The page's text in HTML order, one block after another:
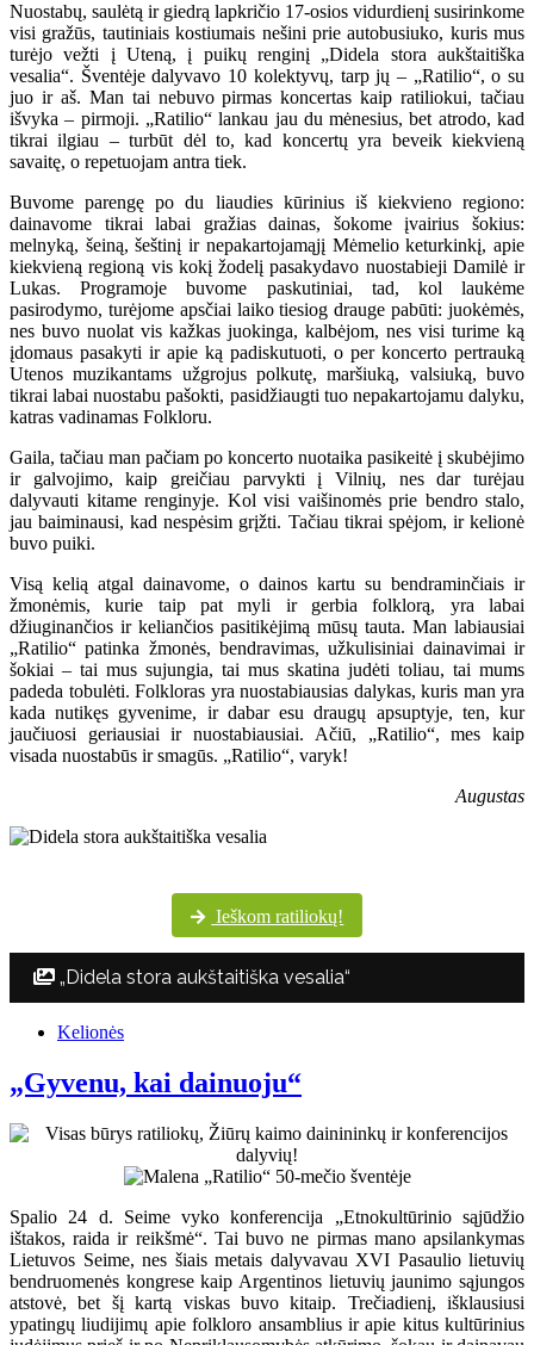
Nuostabų, saulėtą ir giedrą lapkričio 17-osios vidurdienį susirinkome
visi gražūs, tautiniais kostiumais nešini prie autobusiuko, kuris mus
turėjo vežti į Uteną, į puikų renginį „Didela stora aukštaitiška
vesalia“. Šventėje dalyvavo 10 kolektyvų, tarp jų – „Ratilio“, o su
juo ir aš. Man tai nebuvo pirmas koncertas kaip ratiliokui, tačiau
išvyka – pirmoji. „Ratilio“ lankau jau du mėnesius, bet atrodo, kad
tikrai ilgiau – turbūt dėl to, kad koncertų yra beveik kiekvieną
savaitę, o repetuojam antra tiek.
Buvome parengę po du liaudies kūrinius iš kiekvieno regiono:
dainavome tikrai labai gražias dainas, šokome įvairius šokius:
melnyką, šeiną, šeštinį ir nepakartojamąjį Mėmelio keturkinkį, apie
kiekvieną regioną vis kokį žodelį pasakydavo nuostabieji Damilė ir
Lukas. Programoje buvome paskutiniai, tad, kol laukėme
pasirodymo, turėjome apsčiai laiko tiesiog drauge pabūti: juokėmės,
nes buvo nuolat vis kažkas juokinga, kalbėjom, nes visi turime ką
įdomaus pasakyti ir apie ką padiskutuoti, o per koncerto pertrauką
Utenos muzikantams užgrojus polkutę, maršiuką, valsiuką, buvo
tikrai labai nuostabu pašokti, pasidžiaugti tuo nepakartojamu dalyku,
katras vadinamas Folkloru.
Gaila, tačiau man pačiam po koncerto nuotaika pasikeitė į skubėjimo
ir galvojimo, kaip greičiau parvykti į Vilnių, nes dar turėjau
dalyvauti kitame renginyje. Kol visi vaišinomės prie bendro stalo,
jau baiminausi, kad nespėsim grįžti. Tačiau tikrai spėjom, ir kelionė
buvo puiki.
Visą kelią atgal dainavome, o dainos kartu su bendraminčiais ir
žmonėmis, kurie taip pat myli ir gerbia folklorą, yra labai
džiuginančios ir keliančios pasitikėjimą mūsų tauta. Man labiausiai
„Ratilio“ patinka žmonės, bendravimas, užkulisiniai dainavimai ir
šokiai – tai mus sujungia, tai mus skatina judėti toliau, tai mums
padeda tobulėti. Folkloras yra nuostabiausias dalykas, kuris man yra
kada nutikęs gyvenime, ir dabar esu draugų apsuptyje, ten, kur
jaučiuosi geriausiai ir nuostabiausiai. Ačiū, „Ratilio“, mes kaip
visada nuostabūs ir smagūs. „Ratilio“, varyk!
Augustas
Ieškom ratiliokų!
„Didela stora aukštaitiška vesalia“
Kelionės
„Gyvenu, kai dainuoju“
Spalio 24 d. Seime vyko konferencija „Etnokultūrinio sąjūdžio
ištakos, raida ir reikšmė“. Tai buvo ne pirmas mano apsilankymas
Lietuvos Seime, nes šiais metais dalyvavau XVI Pasaulio lietuvių
bendruomenės kongrese kaip Argentinos lietuvių jaunimo sąjungos
atstovė, bet šį kartą viskas buvo kitaip. Trečiadienį, išklausiusi
ypatingų liudijimų apie folkloro ansamblius ir apie kitus kultūrinius